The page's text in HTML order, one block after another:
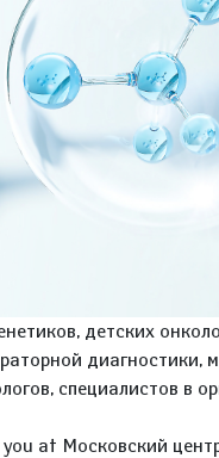
детских
специалистов в
at Московский